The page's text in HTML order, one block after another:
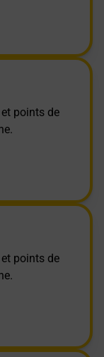
points de
points de